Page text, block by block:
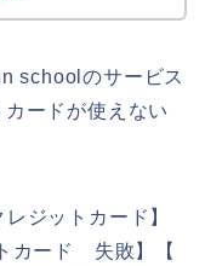
schoolのサービス
ードが使えない
ジットカード】
カード 失敗】【